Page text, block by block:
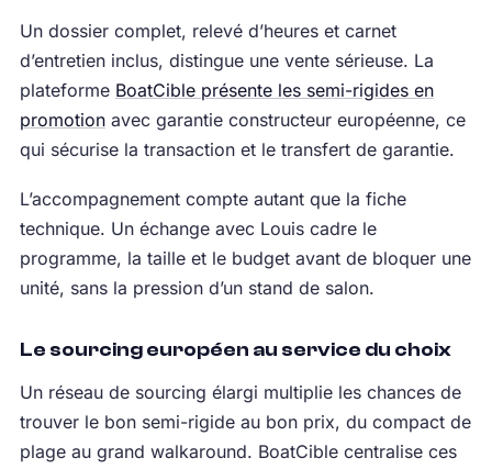
Un dossier complet, relevé d’heures et carnet
d’entretien inclus, distingue une vente sérieuse. La
plateforme BoatCible présente les semi-rigides en
promotionavec garantie constructeur européenne, ce
qui sécurise la transaction et le transfert de garantie.
L’accompagnement compte autant que la fiche
technique. Un échange avec Louis cadre le
programme, la taille et le budget avant de bloquer une
unité, sans la pression d’un stand de salon.
Le sourcing européen au service du choix
Un réseau de sourcing élargi multiplie les chances de
trouver le bon semi-rigide au bon prix, du compact de
plage au grand walkaround. BoatCible centralise ces